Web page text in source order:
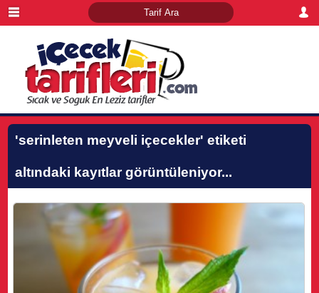
'serinleten meyveli içecekler' etiketi
altındaki kayıtlar görüntüleniyor...